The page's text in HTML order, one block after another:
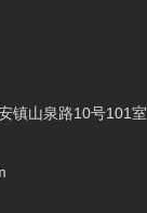
镇山泉路10号101室